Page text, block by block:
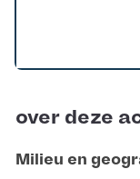
over deze
Milieu en